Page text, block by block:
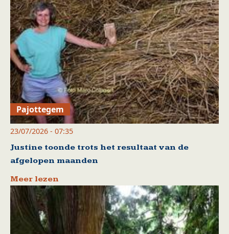
Pajottegem
23/07/2026 - 07:35
Justine toonde trots het resultaat van de
afgelopen maanden
Meer lezen